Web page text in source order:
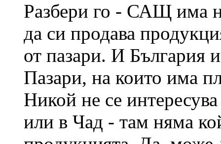
Разбери го - САЩ има
да си продава
от пазари. И България
Пазари, на които има
Никой не се
или в Чад - там няма